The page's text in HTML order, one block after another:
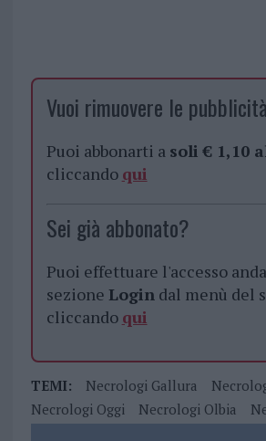
Vuoi rimuovere le
Puoi abbonarti a soli € 1,10
cliccando qui
Sei già abbonato?
Puoi effettuare l'accesso
sezione Logindal menù del
cliccando qui
TEMI: Necrologi Gallura
Necrologi Oggi
Necrologi Olbia